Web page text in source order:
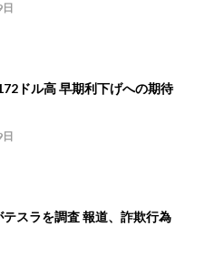
ドル高 早期利下げへの期待
スラを調査 報道、詐欺行為